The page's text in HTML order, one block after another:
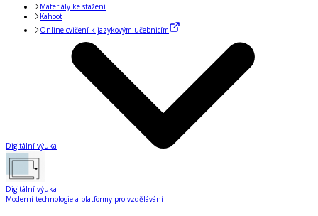
Materiály ke stažení
Kahoot
Online cvičení k jazykovým učebnicím
Digitální výuka
Digitální výuka
Moderní technologie a platformy pro vzdělávání